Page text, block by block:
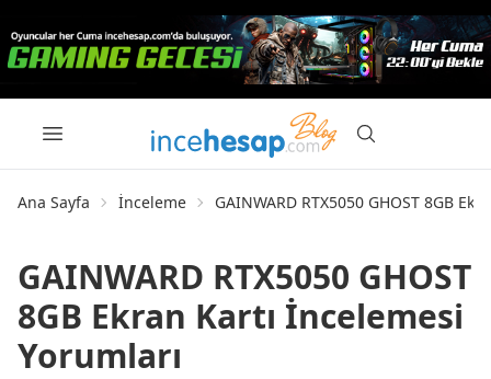
Ana Sayfa İnceleme GAINWARD RTX5050 GHOST 8GB
GAINWARD RTX5050 GHOST
8GB Ekran Kartı İncelemesi
Yorumları